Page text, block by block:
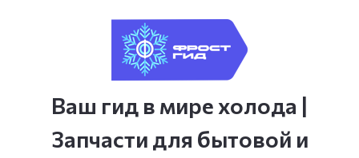
Ваш гид в мире холода |
Запчасти для бытовой и